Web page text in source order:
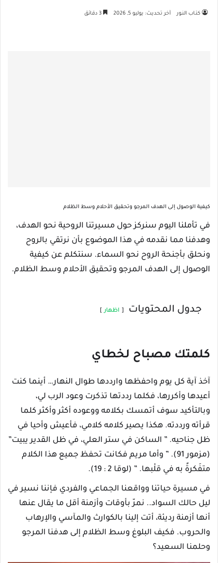
كتـاب النـور آخر تحديث: يوليو 5, 2026
كيفية الوصول إلى الهدف المرجو وتحقيق الأحلام وسط الظلام
في تأملنا اليوم سنركز حول مسيرتنا الروحية نحو الهدف،
وهدفنا مما نقدمه في هذا الموضوع بأن نرتقي بالروح
ونحلق بأجنحة الروح نحو السماء. سنتكلم عن كيفية
الوصول إلى الهدف المرجو وتحقيق الأحلام وسط الظلام.
جدول المحتويات اظهار
كلمتك مصباح لخطاي
آخذ آية كل يوم واحفظها وارددها طوال النهار… أينما كنت
أعيدها وأكررها، فكلما رددتها تذكرت وعود الرب لي،
وبالتأكيد سوف أتمسك بكلامه ووعوده أكثر وأكثر كلما
قرأته ورددته. هكذا يصير كلامه كلامي، فأعيش وأحيا في
ظل جناحيه. ” الساكن في ستر العلي، في ظل القدير يبيت”
(مزمور 91). ” وأما مريم فكانت تحفظ جميع هذا الكلام
متفَكرةً به في قلْبها. ” (لوقا 2 : 19).
في مسيرة حياتنا وواقعنا الجماعي والفردي فإننا نسير في
ليل حالك السواد.. نمرّ بأوقات وأزمنة أقل ما يقال عنها
أنها أزمنة رديئة، أتت إلينا بالكوارث والمآسي والإرهاب
والحروب. فكيف البلوغ وسط الظلام إلى هدفنا المرجو
وحلمنا السعيد؟